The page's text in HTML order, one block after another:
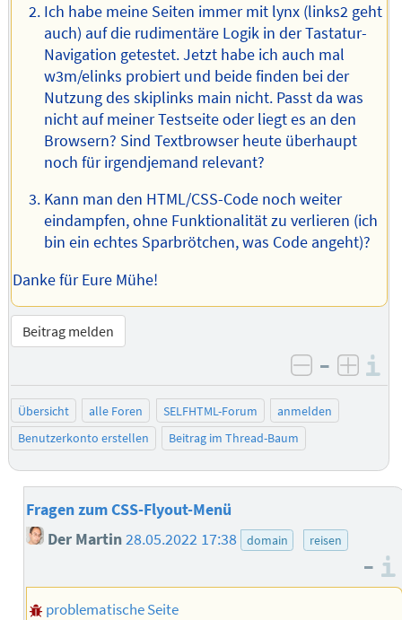
Ich habe meine Seiten immer mit lynx (links2 geht
auch) auf die rudimentäre Logik in der Tastatur-
Navigation getestet. Jetzt habe ich auch mal
w3m/elinks probiert und beide finden bei der
Nutzung des skiplinks main nicht. Passt da was
nicht auf meiner Testseite oder liegt es an den
Browsern? Sind Textbrowser heute überhaupt
noch für irgendjemand relevant?
Kann man den HTML/CSS-Code noch weiter
eindampfen, ohne Funktionalität zu verlieren (ich
bin ein echtes Sparbrötchen, was Code angeht)?
Danke für Eure Mühe!
Beitrag melden
negativ
–
Übersicht alle Foren SELFHTML-Forum
anmelden
Benutzerkonto erstellen
Beitrag im Thread-Baum
Fragen zum CSS-Flyout-Menü
Der Martin28.05.2022 17:38 domain reisen
–
problematische Seite